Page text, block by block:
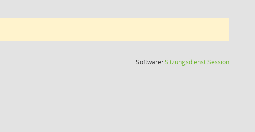
Software:SitzungsdienstSession(Wird in